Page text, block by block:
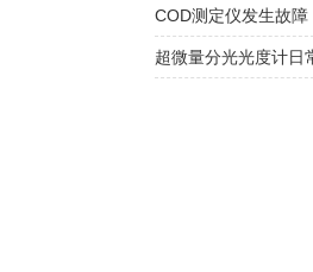
COD测定仪发生故
超微量分光光度计日